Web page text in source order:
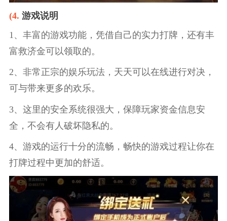
(4. 游戏说明
1、丰富的游戏功能，凭借自己的实力打牌，还有丰
富救济金可以领取的。
2、非常正宗的娱乐玩法，天天可以在线进行对决，
可与带来更多的欢乐。
3、这里的安全系统很强大，保障玩家资金信息安
全，不会有人破坏隐私的。
4、游戏的运行十分的流畅，畅快的游戏过程让你在
打牌过程中更加的舒适。